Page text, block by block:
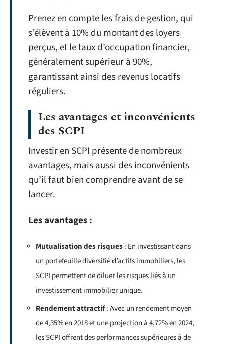
Prenez en compte les frais de gestion, qui
s’élèvent à 10% du montant des loyers
perçus, et le taux d’occupation financier,
généralement supérieur à 90%,
garantissant ainsi des revenus locatifs
réguliers.
Les avantages et inconvénients
des SCPI
Investir en SCPI présente de nombreux
avantages, mais aussi des inconvénients
qu’il faut bien comprendre avant de se
lancer.
Les avantages :
Mutualisation des risques: En investissant dans
un portefeuille diversifié d’actifs immobiliers, les
SCPI permettent de diluer les risques liés à un
investissement immobilier unique.
Rendement attractif: Avec un rendement moyen
de 4,35% en 2018 et une projection à 4,72% en 2024,
les SCPI offrent des performances supérieures à de